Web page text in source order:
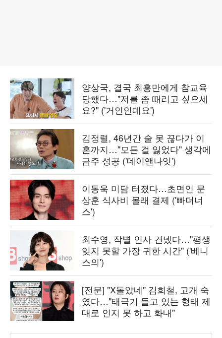
양상국, 결국 최홍만에게 참교육
당했다…"저를 좀 때리고 싶으세
요?" ('거인인데요')
김정렬, 46년간 술 못 끊다가 이
혼까지…"모든 걸 잃었다" 생각에
금주 성공 ('데이앤나잇')
이동욱 미담 터졌다…초면인 문
상훈 식사비 몰래 결제 ('빠더너
스')
최수영, 작별 인사 건넸다…"평생
잊지 못할 가장 귀한 시간" ('베니
스의')
[전문] "X돌았네" 김희철, 고개 숙
였다…"태극기 들고 있는 형태 제
대로 인지 못 하고 화내"